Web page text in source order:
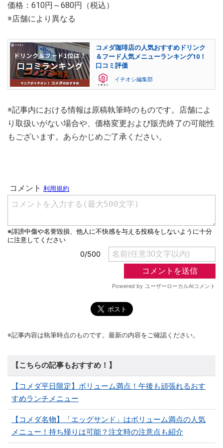
価格：610円～680円（税込）
※店舗により異なる
コメダ珈琲店の人気おすすめドリンク
＆フード人気メニューランキング10！
口コミ評価
イチオシ編集部
※記事内における情報は原稿執筆時のものです。店舗によ
り取扱いがない場合や、価格変更および販売終了の可能性
もございます。あらかじめご了承ください。
※記事内容は執筆時点のものです。最新の内容をご確認ください。
【こちらの記事もおすすめ！】
【コメダ平日限定】ボリューム満点！午後も頑張れるおす
すめランチメニュー
【コメダ名物】「エッグサンド」はボリューム満点の人気
メニュー！持ち帰りは可能？注文時の注意点も紹介